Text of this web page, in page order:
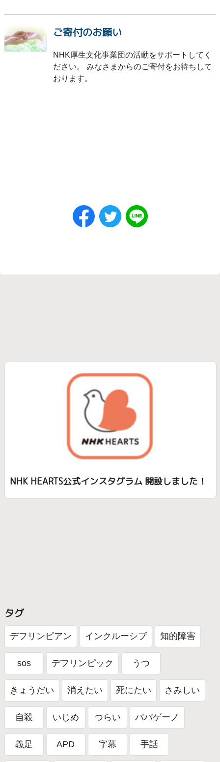
ご寄付のお願い
NHK厚生文化事業団の活動をサポートしてく
ださい。 みなさまからのご寄付をお待ちして
おります。
NHK HEARTS公式インスタグラム 開設しました！
タグ
デフリンピアン インクルーシブ 知的障害
sos デフリンピック うつ
きょうだい 消えたい 死にたい さみしい
自殺 いじめ つらい パパゲーノ
義足 APD 字幕 手話